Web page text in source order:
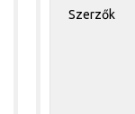
Szerzők